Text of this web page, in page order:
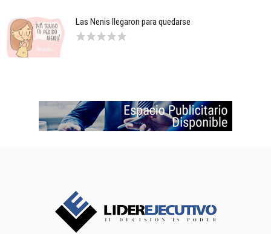
Las Nenis llegaron para quedarse